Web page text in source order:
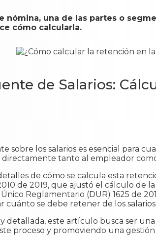
nómina, una de las partes o
cómo calcularla.
de Salarios:
sobre los salarios es esencial para
tanto al empleador
de cómo se calcula esta
de 2019, que ajustó el cálculo de
Reglamentario (DUR) 1625 de
se debe retener de los
detallada, este artículo busca ser
proceso y promoviendo una